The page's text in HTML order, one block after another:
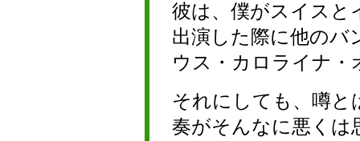
彼は、僕がスイスと
出演した際に他のバ
ウス・カロライナ・
それにしても、噂と
奏がそんなに悪くは